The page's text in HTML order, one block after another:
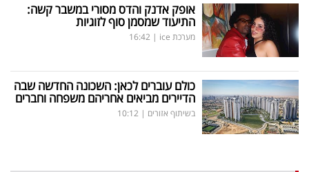
אופק אדנק והדס מסורי במשבר קשה:
התיעוד שמסמן סוף לזוגיות
מערכת ice |
16:42
כולם עוברים לכאן: השכונה החדשה שבה
הדיירים מביאים אחריהם משפחה וחברים
בשיתוף אזורים |
10:12